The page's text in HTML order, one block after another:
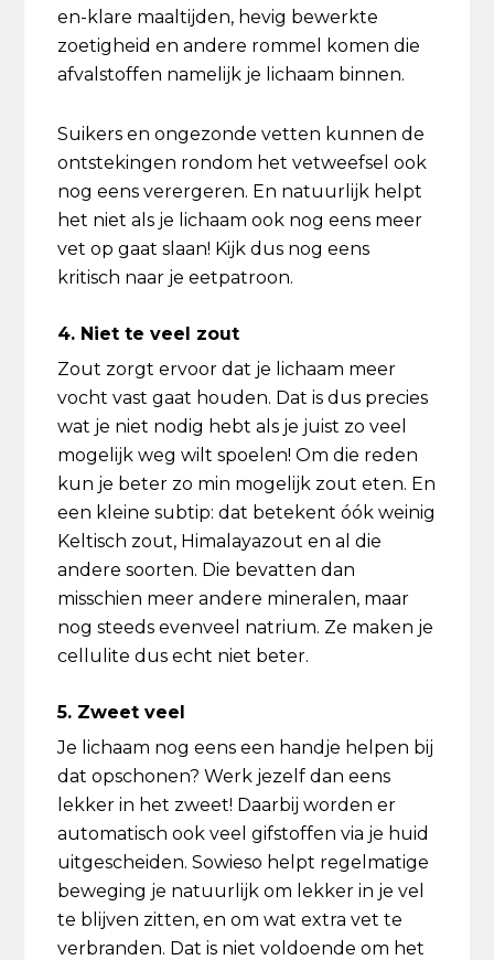
en-klare maaltijden, hevig bewerkte
zoetigheid en andere rommel komen die
afvalstoffen namelijk je lichaam binnen.
Suikers en ongezonde vetten kunnen de
ontstekingen rondom het vetweefsel ook
nog eens verergeren. En natuurlijk helpt
het niet als je lichaam ook nog eens meer
vet op gaat slaan! Kijk dus nog eens
kritisch naar je eetpatroon.
4. Niet te veel zout
Zout zorgt ervoor dat je lichaam meer
vocht vast gaat houden. Dat is dus precies
wat je niet nodig hebt als je juist zo veel
mogelijk weg wilt spoelen! Om die reden
kun je beter zo min mogelijk zout eten. En
een kleine subtip: dat betekent óók weinig
Keltisch zout, Himalayazout en al die
andere soorten. Die bevatten dan
misschien meer andere mineralen, maar
nog steeds evenveel natrium. Ze maken je
cellulite dus echt niet beter.
5. Zweet veel
Je lichaam nog eens een handje helpen bij
dat opschonen? Werk jezelf dan eens
lekker in het zweet! Daarbij worden er
automatisch ook veel gifstoffen via je huid
uitgescheiden. Sowieso helpt regelmatige
beweging je natuurlijk om lekker in je vel
te blijven zitten, en om wat extra vet te
verbranden. Dat is niet voldoende om het